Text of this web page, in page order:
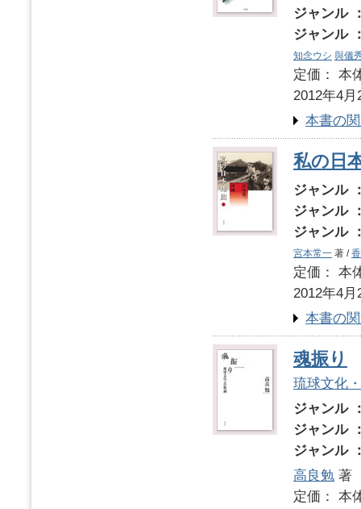
ジャンル
ジャンル
知念ウシ 與儀
定価：
2012年4月
本書の
私の日
ジャンル
ジャンル
ジャンル
宮本常一 著 /
定価：
2012年4月
本書の
魂振り
琉球文化
ジャンル
ジャンル
ジャンル
高良勉 著
定価：